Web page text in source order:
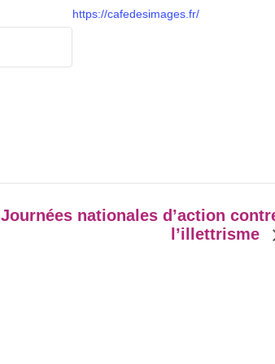
https://cafedesimages.fr/
Journées nationales d’action
l’illettrisme